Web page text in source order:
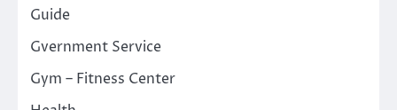
Guide
Gvernment Service
Gym – Fitness Center